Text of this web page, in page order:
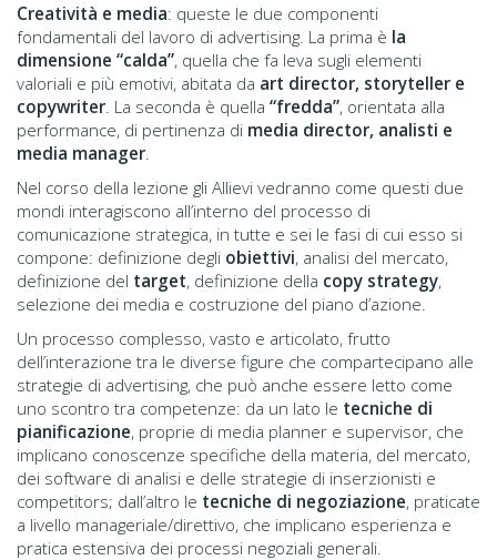
Creatività e media: queste le due componenti
fondamentali del lavoro di advertising. La prima è la
dimensione “calda”, quella che fa leva sugli elementi
valoriali e più emotivi, abitata da art director, storyteller e
copywriter . La seconda è quella “fredda”, orientata alla
performance, di pertinenza di media director, analisti e
media manager
Nel corso della lezione gli Allievi vedranno come questi due
mondi interagiscono all’interno del processo di
comunicazione strategica, in tutte e sei le fasi di cui esso si
compone: definizione degli obiettivi, analisi del mercato,
definizione del target, definizione della copy strategy,
selezione dei media e costruzione del piano d’azione.
Un processo complesso, vasto e articolato, frutto
dell’interazione tra le diverse figure che compartecipano alle
strategie di advertising, che può anche essere letto come
uno scontro tra competenze: da un lato le tecniche di
pianificazione, proprie di media planner e supervisor, che
implicano conoscenze specifiche della materia, del mercato,
dei software di analisi e delle strategie di inserzionisti e
competitors; dall’altro le tecniche di negoziazione, praticate
a livello manageriale/direttivo, che implicano esperienza e
pratica estensiva dei processi negoziali generali.